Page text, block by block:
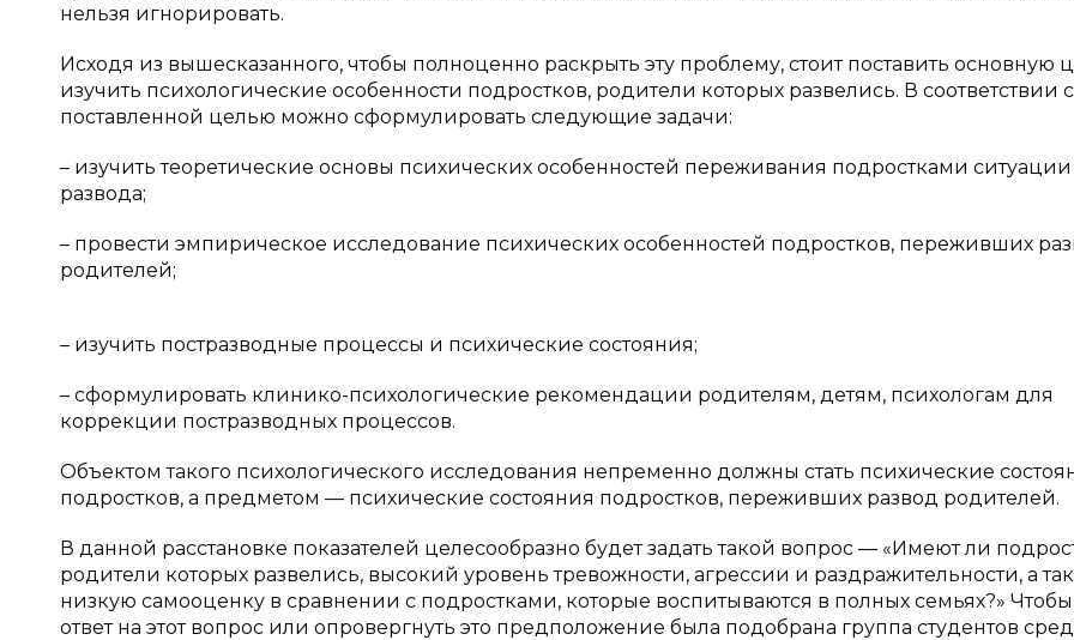
нельзя игнорировать.
Исходя из вышесказанного, чтобы полноценно раскрыть эту проблему, стоит поставить основную
изучить психологические особенности подростков, родители которых развелись. В соответствии с
поставленной целью можно сформулировать следующие задачи:
– изучить теоретические основы психических особенностей переживания подростками ситуации
развода;
– провести эмпирическое исследование психических особенностей подростков, переживших
родителей;
– изучить постразводные процессы и психические состояния;
– сформулировать клинико-психологические рекомендации родителям, детям, психологам для
коррекции постразводных процессов.
Объектом такого психологического исследования непременно должны стать психические
подростков, а предметом — психические состояния подростков, переживших развод родителей.
В данной расстановке показателей целесообразно будет задать такой вопрос — «Имеют ли
родители которых развелись, высокий уровень тревожности, агрессии и раздражительности, а
низкую самооценку в сравнении с подростками, которые воспитываются в полных семьях?»
ответ на этот вопрос или опровергнуть это предположение была подобрана группа студентов